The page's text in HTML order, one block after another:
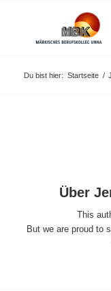
Du bist hier: Startseite /
Über
This
But we are proud to